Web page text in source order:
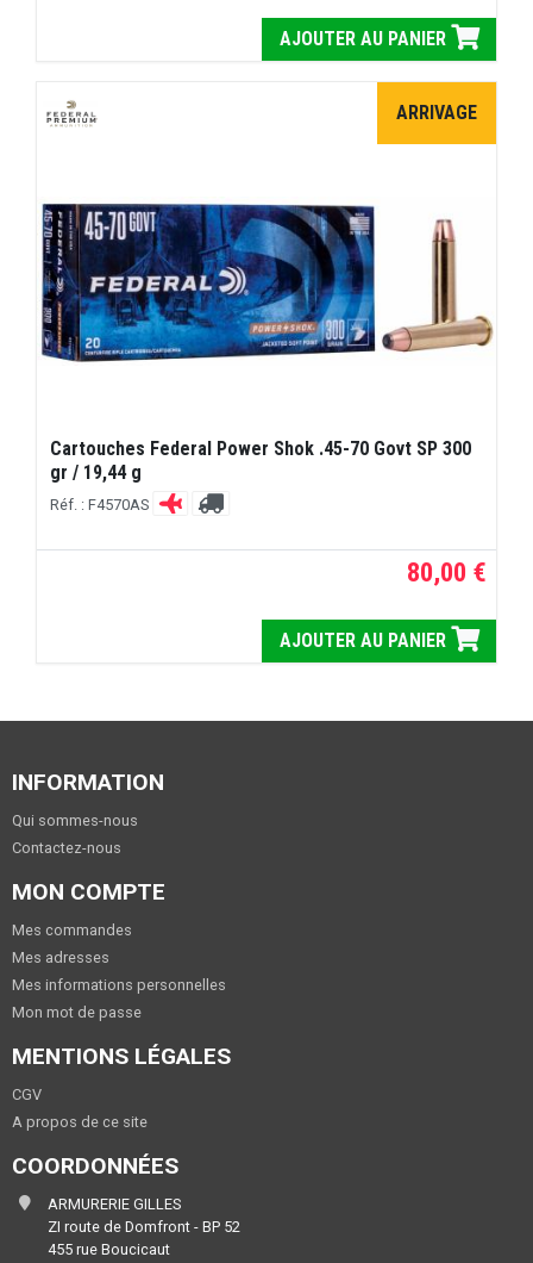
AJOUTER AU PANIER
ARRIVAGE
Cartouches Federal Power Shok .45-70 Govt SP 300
gr / 19,44 g
Réf. : F4570AS
80,00 €
AJOUTER AU PANIER
INFORMATION
Qui sommes-nous
Contactez-nous
MON COMPTE
Mes commandes
Mes adresses
Mes informations personnelles
Mon mot de passe
MENTIONS LÉGALES
CGV
A propos de ce site
COORDONNÉES
ARMURERIE GILLES
ZI route de Domfront - BP 52
455 rue Boucicaut